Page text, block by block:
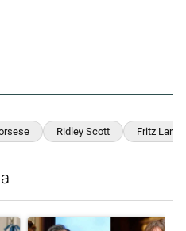
Ridley Scott Fritz Lang
el título "Encuesta: Patricia
Un artículo de tendencia con